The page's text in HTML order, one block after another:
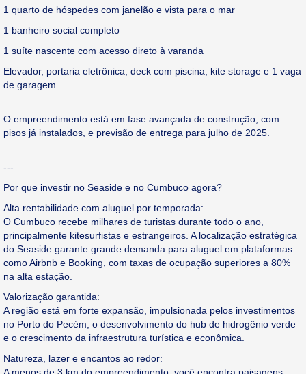
1 quarto de hóspedes com janelão e vista para o mar
1 banheiro social completo
1 suíte nascente com acesso direto à varanda
Elevador, portaria eletrônica, deck com piscina, kite storage e 1 vaga
de garagem
O empreendimento está em fase avançada de construção, com
pisos já instalados, e previsão de entrega para julho de 2025.
---
Por que investir no Seaside e no Cumbuco agora?
Alta rentabilidade com aluguel por temporada:
O Cumbuco recebe milhares de turistas durante todo o ano,
principalmente kitesurfistas e estrangeiros. A localização estratégica
do Seaside garante grande demanda para aluguel em plataformas
como Airbnb e Booking, com taxas de ocupação superiores a 80%
na alta estação.
Valorização garantida:
A região está em forte expansão, impulsionada pelos investimentos
no Porto do Pecém, o desenvolvimento do hub de hidrogênio verde
e o crescimento da infraestrutura turística e econômica.
Natureza, lazer e encantos ao redor: